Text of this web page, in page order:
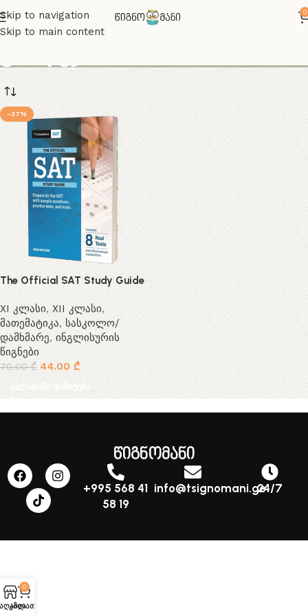
Skip to navigation
Skip to main content
0
-37%
The Official SAT Study Guide
XI კლასი, XII კლასი,
მათემატიკა, სასკოლო/
დამხმარე, ინგლისურის
წიგნები
70.00₾ 44.00₾
კალათაში დამატება
წიგნომანი
+995 568 41
58 19
info@tsignomani.ge24/7
0
კალათა